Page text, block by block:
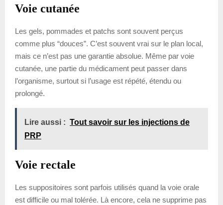
Voie cutanée
Les gels, pommades et patchs sont souvent perçus
comme plus “douces”. C’est souvent vrai sur le plan local,
mais ce n’est pas une garantie absolue. Même par voie
cutanée, une partie du médicament peut passer dans
l’organisme, surtout si l’usage est répété, étendu ou
prolongé.
Lire aussi : Tout savoir sur les injections de
PRP
Voie rectale
Les suppositoires sont parfois utilisés quand la voie orale
est difficile ou mal tolérée. Là encore, cela ne supprime pas